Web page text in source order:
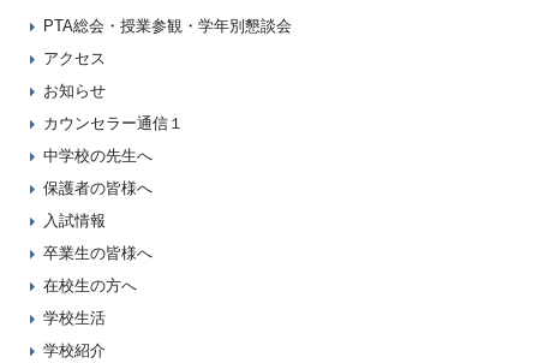
PTA総会・授業参観・学年別懇談会
アクセス
お知らせ
カウンセラー通信１
中学校の先生へ
保護者の皆様へ
入試情報
卒業生の皆様へ
在校生の方へ
学校生活
学校紹介